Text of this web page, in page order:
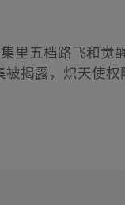
里五档路飞和觉
揭露，炽天使